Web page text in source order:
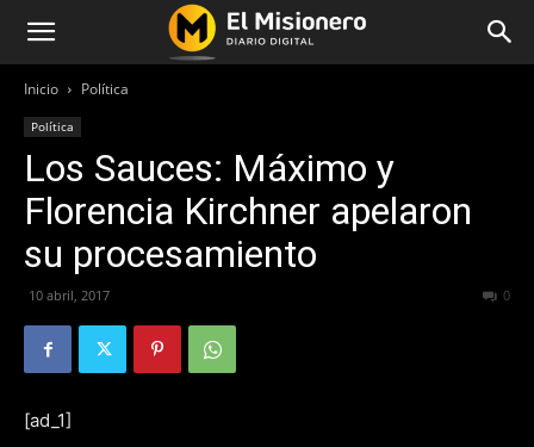
Inicio Política
Política
Los Sauces: Máximo y
Florencia Kirchner apelaron
su procesamiento
10 abril, 2017 0
[ad_1]